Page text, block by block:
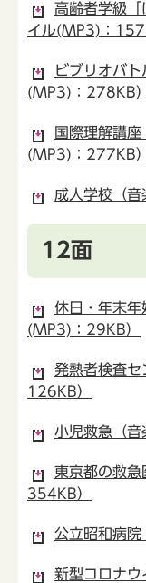
高齢者学級「
イル(MP3)：
ビブリオバ
(MP3)：278KB）
国際理解講
(MP3)：277KB）
成人学校（
12面
休日・年末
(MP3)：29KB）
発熱者検査セ
126KB）
小児救急（
東京都の救急
354KB）
公立昭和病
新型コロナウ